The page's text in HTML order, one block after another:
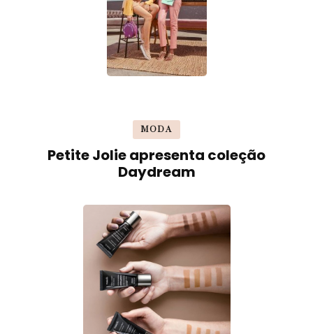
MODA
Petite Jolie apresenta coleção
Daydream